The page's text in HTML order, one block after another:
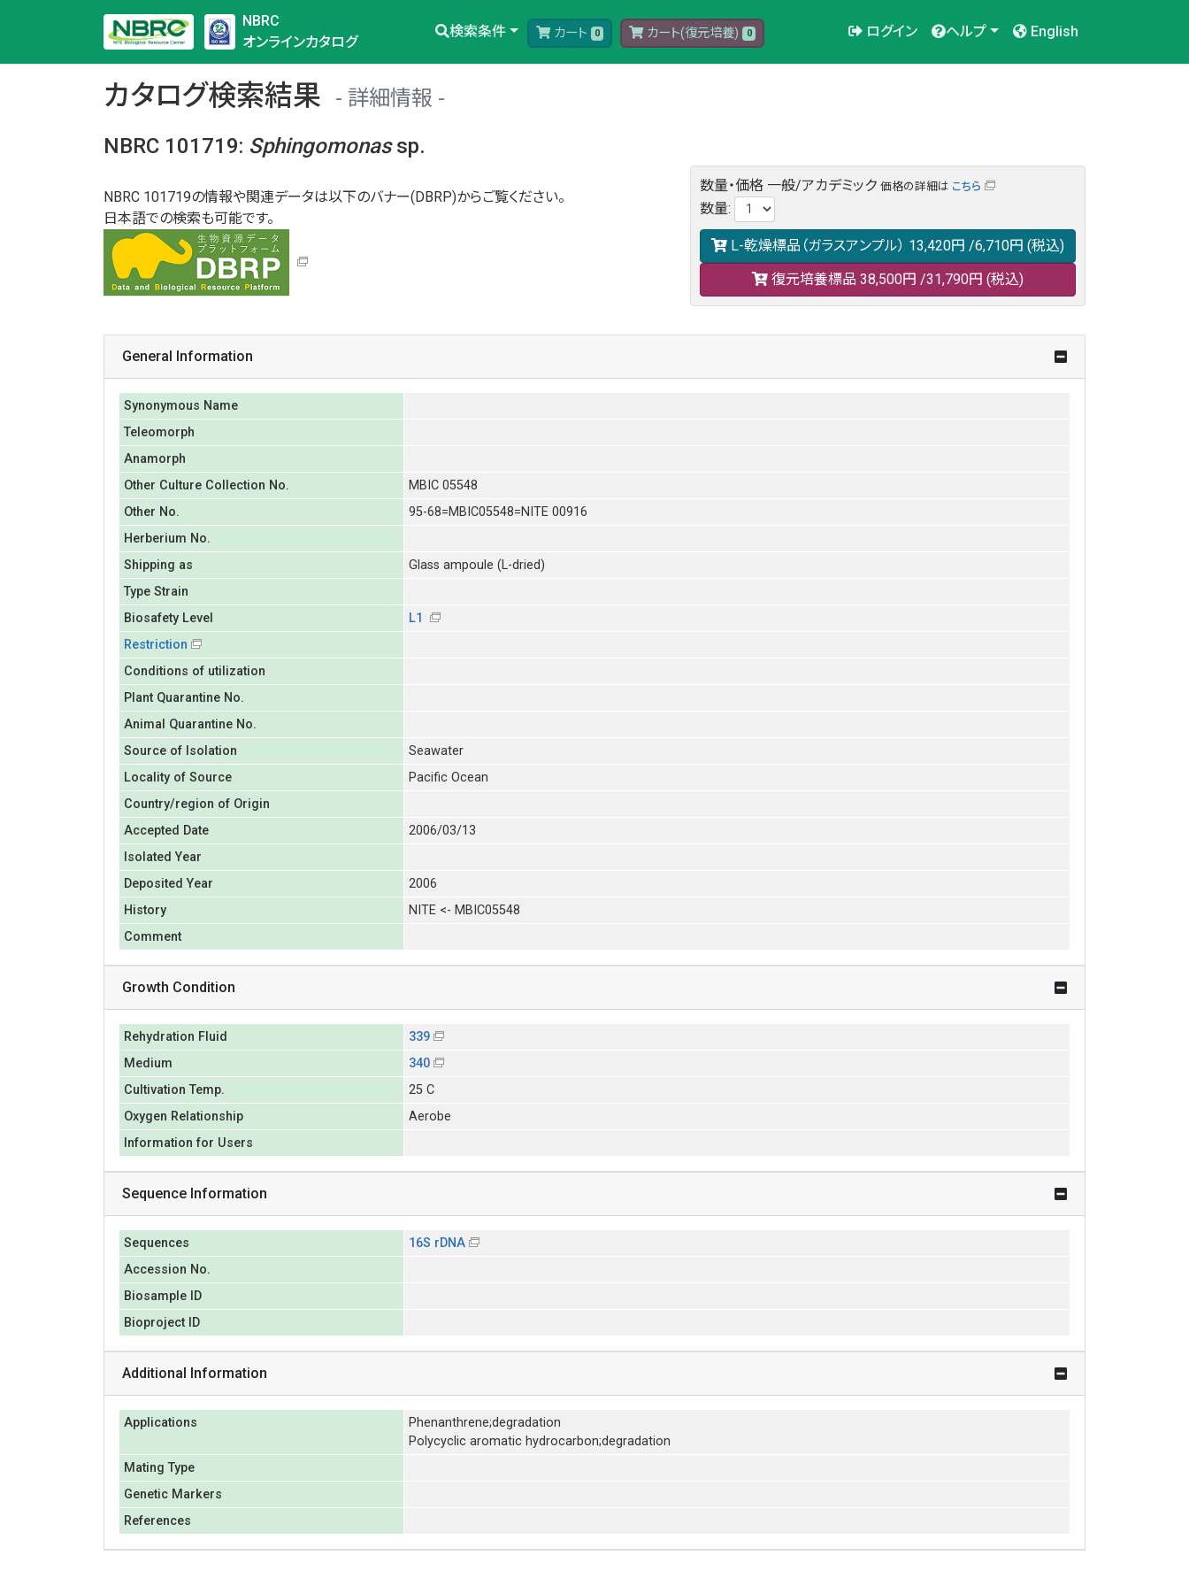
NBRC
オンラインカタログ
検索条件 カート 0 カート(復元培養) 0 ログイン ヘルプ English
カタログ検索結果
詳細情報
NBRC 101719: Sphingomonassp.
NBRC 101719の情報や関連データは以下のバナー(DBRP)からご覧ください。
日本語での検索も可能です。
数量・価格 一般/アカデミック 価格の詳細は こちら
数量:
L-乾燥標品（ガラスアンプル） 13,420円 /6,710円 (税込)
復元培養標品 38,500円 /31,790円 (税込)
General Information
Synonymous Name
Teleomorph
Anamorph
Other Culture Collection No.
MBIC 05548
Other No.
95-68=MBIC05548=NITE 00916
Herberium No.
Shipping as
Glass ampoule (L-dried)
Type Strain
Biosafety Level
L1
Restriction
Conditions of utilization
Plant Quarantine No.
Animal Quarantine No.
Source of Isolation
Seawater
Locality of Source
Pacific Ocean
Country/region of Origin
Accepted Date
2006/03/13
Isolated Year
Deposited Year
2006
History
NITE <- MBIC05548
Comment
Growth Condition
Rehydration Fluid
339
Medium
340
Cultivation Temp.
25 C
Oxygen Relationship
Aerobe
Information for Users
Sequence Information
Sequences
16S rDNA
Accession No.
Biosample ID
Bioproject ID
Additional Information
Applications
Phenanthrene;degradation
Polycyclic aromatic hydrocarbon;degradation
Mating Type
Genetic Markers
References